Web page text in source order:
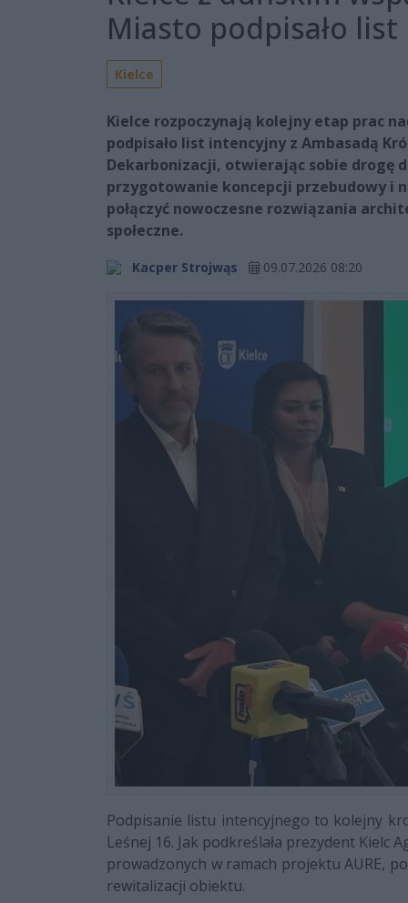
Miasto podpisało
Kielce
Kielce rozpoczynają kolejny etap prac
podpisało list intencyjny z Ambasadą
Dekarbonizacji, otwierając sobie drogę
przygotowanie koncepcji przebudowy i
połączyć nowoczesne rozwiązania
społeczne.
Kacper Strojwąs 09.07.2026 08:20
Podpisanie listu intencyjnego to kolejny
Leśnej 16. Jak podkreślała prezydent Kielc
prowadzonych w ramach projektu AURE,
rewitalizacji obiektu.